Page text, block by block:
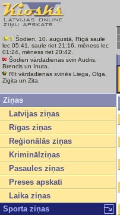
Šodien, 10. augustā, Rīgā saule
lec 05:41, saule riet 21:16, mēness lec
01:24, mēness riet 20:42.
Šodien vārdadienas svin Audris,
Brencis un Inuta.
Rīt vārdadienas svinēs Liega, Olga,
Zigita un Zita.
Ziņas
Latvijas ziņas
Rīgas ziņas
Reģionālās ziņas
Kriminālziņas
Pasaules ziņas
Preses apskati
Laika ziņas
Sporta ziņas